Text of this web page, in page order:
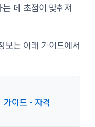
데 초점이 맞춰져
보는 아래 가이드에서
가이드 - 자격